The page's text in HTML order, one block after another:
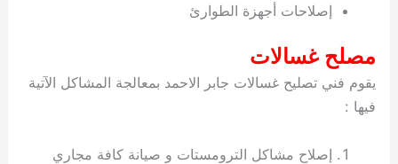
إصلاحات أجهزة الطوارئ
مصلح غسالات
يقوم فني تصليح غسالات جابر الاحمد بمعالجة المشاكل الآتية
فيها :
إصلاح مشاكل الترومستات و صيانة كافة مجاري